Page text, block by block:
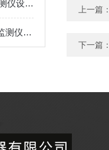
工业园区人防空气放射性监测仪设备设施着色规定
RFQF01型人防空气放射性监测仪的安装与维护指南
上一篇
下一篇